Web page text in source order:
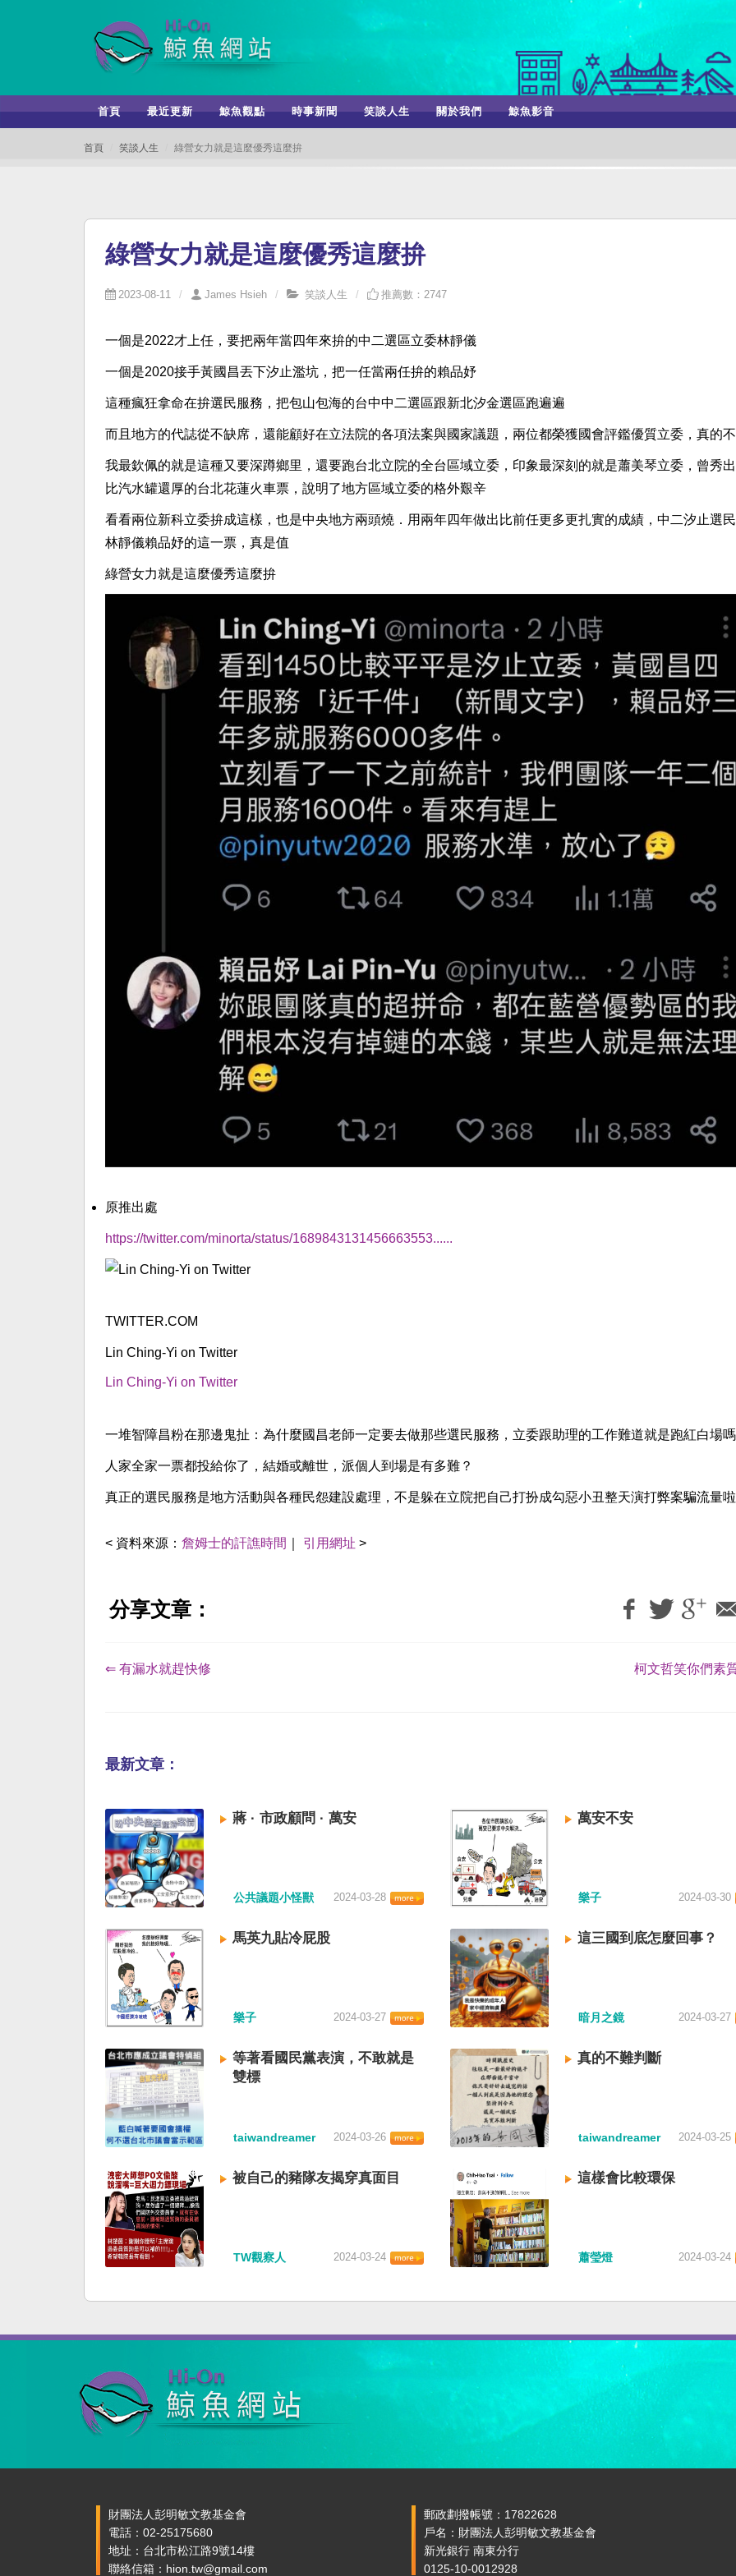
首頁 最近更新 鯨魚觀點 時事新聞 笑談人生 關於我們 鯨魚影音
首頁 笑談人生 綠營女力就是這麼優秀這麼拚
綠營女力就是這麼優秀這麼拚
2023-08-11 James Hsieh 笑談人生 推薦數：2747
一個是2022才上任，要把兩年當四年來拚的中二選區立委林靜儀
一個是2020接手黃國昌丟下汐止濫坑，把一任當兩任拚的賴品妤
這種瘋狂拿命在拚選民服務，把包山包海的台中中二選區跟新北汐金選區跑遍遍
而且地方的代誌從不缺席，還能顧好在立法院的各項法案與國家議題，兩位都榮獲國會評鑑優質立委，真的
我最欽佩的就是這種又要深蹲鄉里，還要跑台北立院的全台區域立委，印象最深刻的就是蕭美琴立委，曾秀
比汽水罐還厚的台北花蓮火車票，說明了地方區域立委的格外艱辛
看看兩位新科立委拚成這樣，也是中央地方兩頭燒．用兩年四年做出比前任更多更扎實的成績，中二汐止選
林靜儀賴品妤的這一票，真是值
綠營女力就是這麼優秀這麼拚
原推出處
https://twitter.com/minorta/status/1689843131456663553......
TWITTER.COM
Lin Ching-Yi on Twitter
Lin Ching-Yi on Twitter
一堆智障昌粉在那邊鬼扯：為什麼國昌老師一定要去做那些選民服務，立委跟助理的工作難道就是跑紅白場嗎
人家全家一票都投給你了，結婚或離世，派個人到場是有多難？
真正的選民服務是地方活動與各種民怨建設處理，不是躲在立院把自己打扮成勾惡小丑整天演打弊案騙流量啦
< 資料來源： 詹姆士的訐譙時間 引用網址 >
分享文章：
⇐ 有漏水就趕快修 柯文哲笑你們素
最新文章：
蔣 · 市政顧問 · 萬安
公共議題小怪獸 2024-03-28
萬安不安
樂子 2024-03-30
馬英九貼冷屁股
樂子 2024-03-27
這三國到底怎麼回事？
暗月之鏡 2024-03-27
等著看國民黨表演，不敢就是
雙標
taiwandreamer 2024-03-26
真的不難判斷
taiwandreamer 2024-03-25
被自己的豬隊友揭穿真面目
TW觀察人 2024-03-24
這樣會比較環保
蕭瑩燈 2024-03-24
財團法人彭明敏文教基金會
電話：02-25175680
地址：台北市松江路9號14樓
聯絡信箱：hion.tw@gmail.com
郵政劃撥帳號：17822628
戶名：財團法人彭明敏文教基金會
新光銀行 南東分行
0125-10-0012928